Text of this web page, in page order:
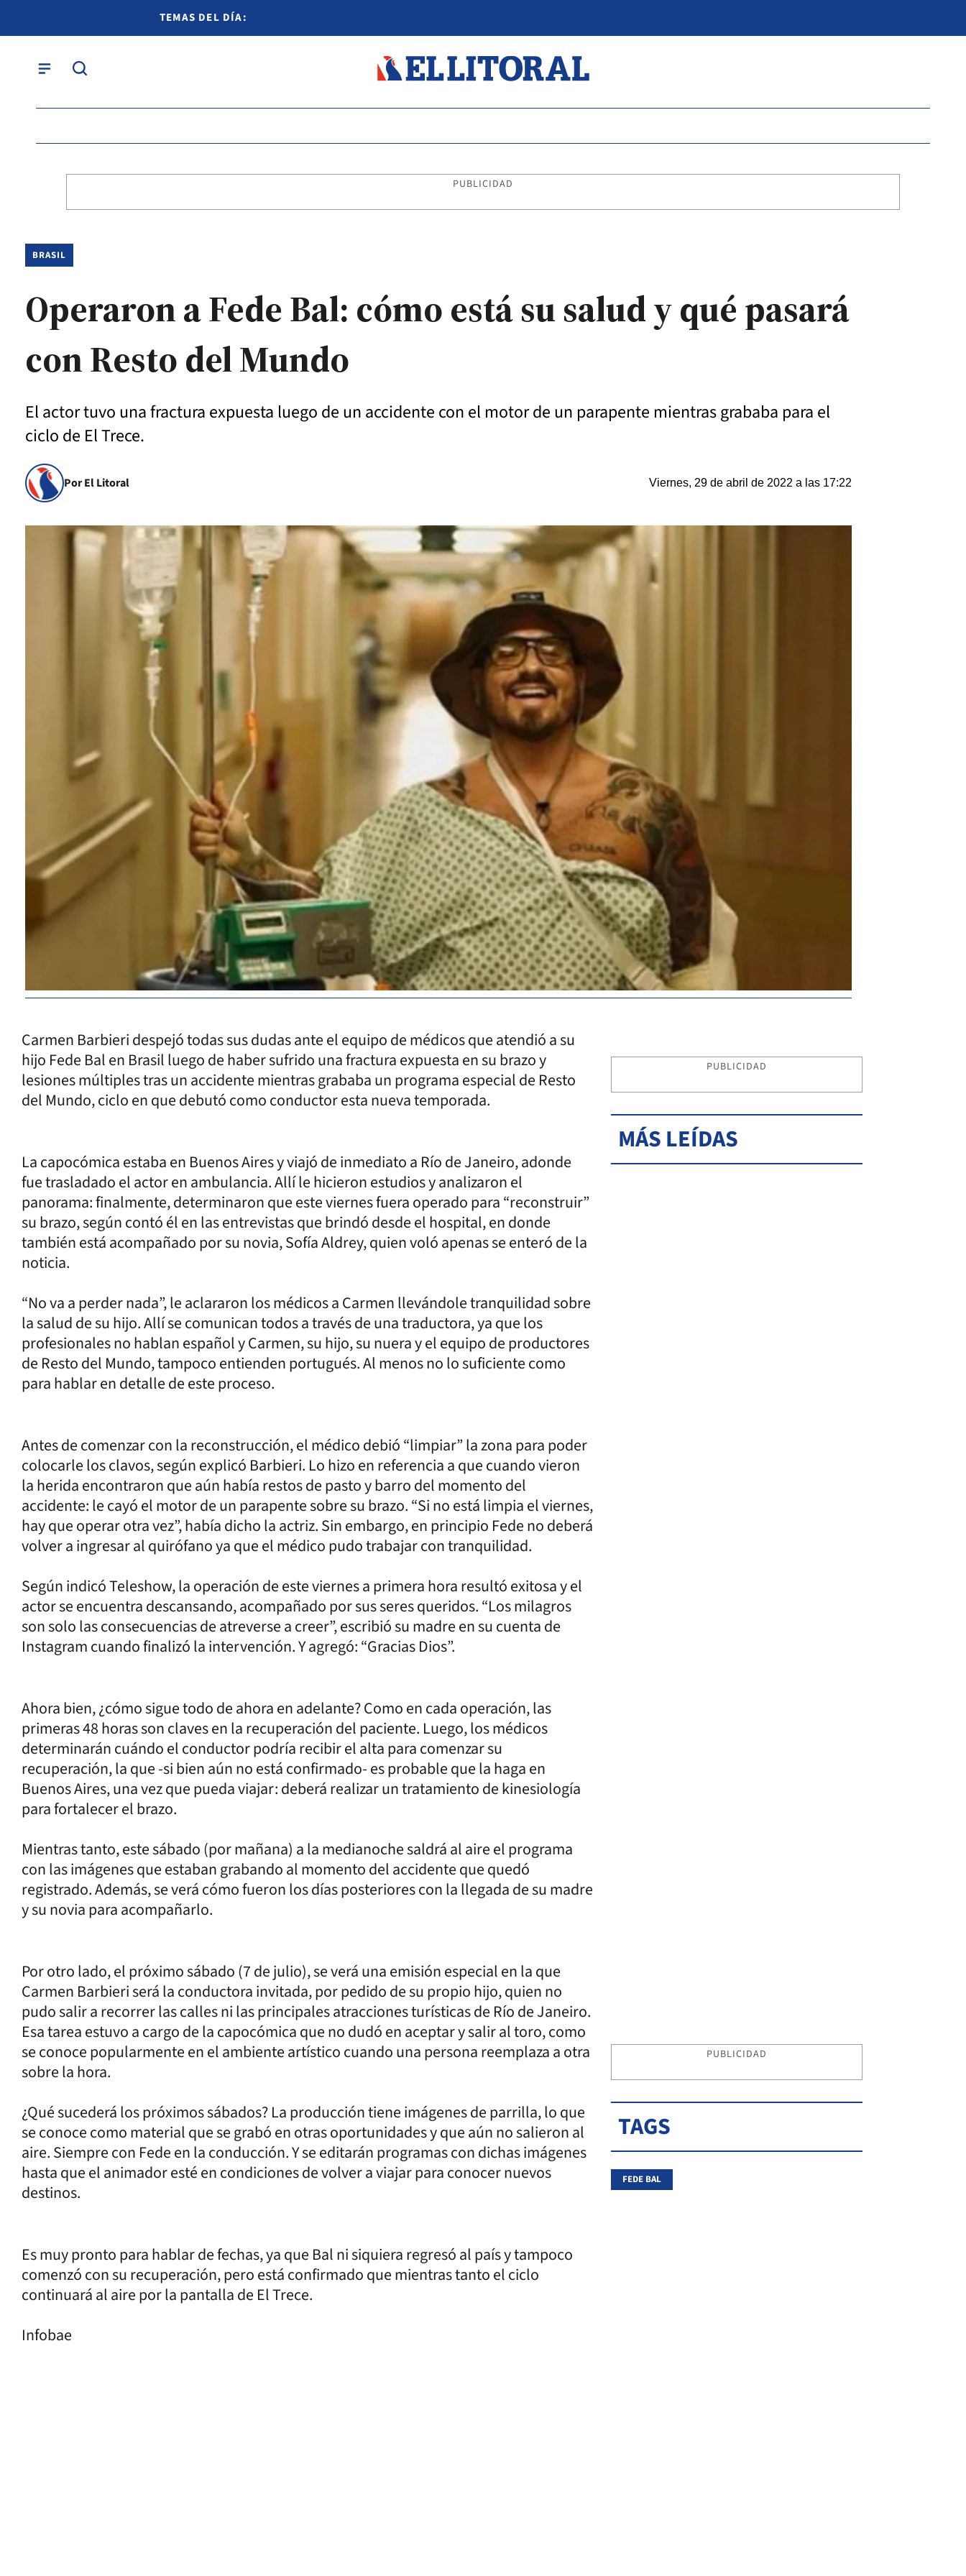
TEMAS DEL DÍA:
PUBLICIDAD
BRASIL
Operaron a Fede Bal: cómo está su salud y qué pasará
con Resto del Mundo
El actor tuvo una fractura expuesta luego de un accidente con el motor de un parapente mientras grababa para el
ciclo de El Trece.
Por El Litoral Viernes, 29 de abril de 2022 a las 17:22
Carmen Barbieri despejó todas sus dudas ante el equipo de médicos que atendió a su
hijo Fede Bal en Brasil luego de haber sufrido una fractura expuesta en su brazo y
lesiones múltiples tras un accidente mientras grababa un programa especial de Resto
del Mundo, ciclo en que debutó como conductor esta nueva temporada.
La capocómica estaba en Buenos Aires y viajó de inmediato a Río de Janeiro, adonde
fue trasladado el actor en ambulancia. Allí le hicieron estudios y analizaron el
panorama: finalmente, determinaron que este viernes fuera operado para “reconstruir”
su brazo, según contó él en las entrevistas que brindó desde el hospital, en donde
también está acompañado por su novia, Sofía Aldrey, quien voló apenas se enteró de la
noticia.
“No va a perder nada”, le aclararon los médicos a Carmen llevándole tranquilidad sobre
la salud de su hijo. Allí se comunican todos a través de una traductora, ya que los
profesionales no hablan español y Carmen, su hijo, su nuera y el equipo de productores
de Resto del Mundo, tampoco entienden portugués. Al menos no lo suficiente como
para hablar en detalle de este proceso.
Antes de comenzar con la reconstrucción, el médico debió “limpiar” la zona para poder
colocarle los clavos, según explicó Barbieri. Lo hizo en referencia a que cuando vieron
la herida encontraron que aún había restos de pasto y barro del momento del
accidente: le cayó el motor de un parapente sobre su brazo. “Si no está limpia el viernes,
hay que operar otra vez”, había dicho la actriz. Sin embargo, en principio Fede no deberá
volver a ingresar al quirófano ya que el médico pudo trabajar con tranquilidad.
Según indicó Teleshow, la operación de este viernes a primera hora resultó exitosa y el
actor se encuentra descansando, acompañado por sus seres queridos. “Los milagros
son solo las consecuencias de atreverse a creer”, escribió su madre en su cuenta de
Instagram cuando finalizó la intervención. Y agregó: “Gracias Dios”.
Ahora bien, ¿cómo sigue todo de ahora en adelante? Como en cada operación, las
primeras 48 horas son claves en la recuperación del paciente. Luego, los médicos
determinarán cuándo el conductor podría recibir el alta para comenzar su
recuperación, la que -si bien aún no está confirmado- es probable que la haga en
Buenos Aires, una vez que pueda viajar: deberá realizar un tratamiento de kinesiología
para fortalecer el brazo.
Mientras tanto, este sábado (por mañana) a la medianoche saldrá al aire el programa
con las imágenes que estaban grabando al momento del accidente que quedó
registrado. Además, se verá cómo fueron los días posteriores con la llegada de su madre
y su novia para acompañarlo.
Por otro lado, el próximo sábado (7 de julio), se verá una emisión especial en la que
Carmen Barbieri será la conductora invitada, por pedido de su propio hijo, quien no
pudo salir a recorrer las calles ni las principales atracciones turísticas de Río de Janeiro.
Esa tarea estuvo a cargo de la capocómica que no dudó en aceptar y salir al toro, como
se conoce popularmente en el ambiente artístico cuando una persona reemplaza a otra
sobre la hora.
¿Qué sucederá los próximos sábados? La producción tiene imágenes de parrilla, lo que
se conoce como material que se grabó en otras oportunidades y que aún no salieron al
aire. Siempre con Fede en la conducción. Y se editarán programas con dichas imágenes
hasta que el animador esté en condiciones de volver a viajar para conocer nuevos
destinos.
Es muy pronto para hablar de fechas, ya que Bal ni siquiera regresó al país y tampoco
comenzó con su recuperación, pero está confirmado que mientras tanto el ciclo
continuará al aire por la pantalla de El Trece.
Infobae
PUBLICIDAD
MÁS LEÍDAS
PUBLICIDAD
TAGS
FEDE BAL